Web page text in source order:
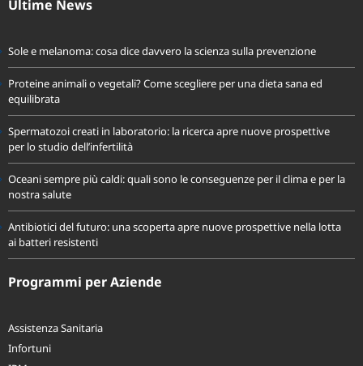
Ultime News
Sole e melanoma: cosa dice davvero la scienza sulla prevenzione
Proteine animali o vegetali? Come scegliere per una dieta sana ed
equilibrata
Spermatozoi creati in laboratorio: la ricerca apre nuove prospettive
per lo studio dell’infertilità
Oceani sempre più caldi: quali sono le conseguenze per il clima e per la
Antibiotici del futuro: una scoperta apre nuove prospettive nella lotta
Programmi per Aziende